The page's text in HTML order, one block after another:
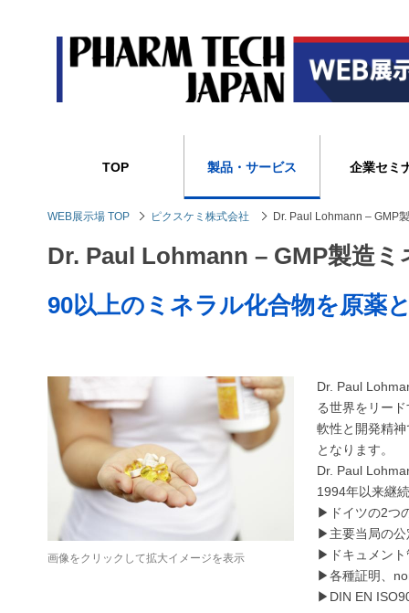
TOP 製品・サービス 企業セミ
WEB展示場 TOP ピクスケミ株式会社 Dr. Paul Lohmann – GMP
Dr. Paul Lohmann – GMP製造ミ
90以上のミネラル化合物を原薬
画像をクリックして拡大イメージを表示
Dr. Paul
る世界をリー
軟性と開発精
となります。
Dr. Paul
1994年以来継
▶ドイツの2つ
▶主要当局の公
▶ドキュメント
▶各種証明、
▶ DIN EN